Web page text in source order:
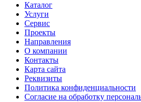
Каталог
Услуги
Сервис
Проекты
Направления
О компании
Контакты
Карта сайта
Реквизиты
Политика конфиденциальности
Согласие на обработку